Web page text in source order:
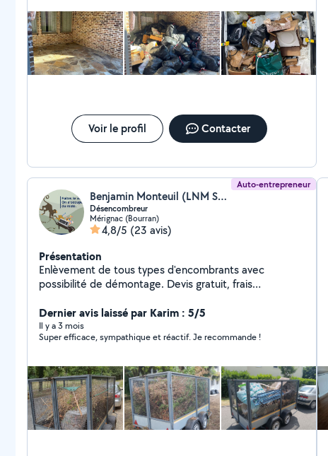
Voir le profil Contacter
Auto-entrepreneur
Benjamin Monteuil (LNM Services)
Désencombreur
Mérignac (Bourran)
4,8/5 (23 avis)
Présentation
Enlèvement de tous types d'encombrants avec
possibilité de démontage. Devis gratuit, frais
situation géographique du chantier.
Dernier avis laissé par Karim : 5/5
Il y a 3 mois
Super efficace, sympathique et réactif. Je recommande !